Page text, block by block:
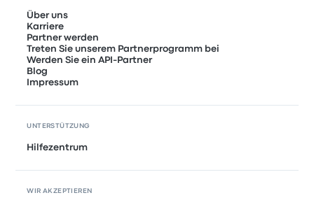
Über uns
Karriere
Partner werden
Treten Sie unserem Partnerprogramm bei
Werden Sie ein API-Partner
Blog
Impressum
UNTERSTÜTZUNG
Hilfezentrum
WIR AKZEPTIEREN